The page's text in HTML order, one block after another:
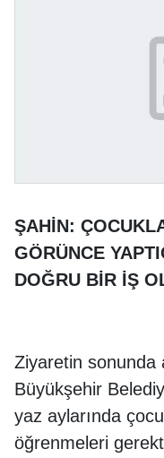
ŞAHİN:
GÖRÜNCE
DOĞRU BİR İŞ
Ziyaretin sonunda
Büyükşehir
yaz aylarında
öğrenmeleri